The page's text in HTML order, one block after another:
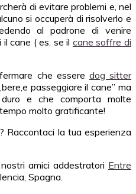
di evitare problemi e, nel
si occuperà di risolverlo e
al padrone di venire
cane ( es. se il cane soffre di
che essere dog sitter
passeggiare il cane” ma
e che comporta molte
molto gratificante!
? Raccontaci la tua esperienza
amici addestratori Entre
Spagna.